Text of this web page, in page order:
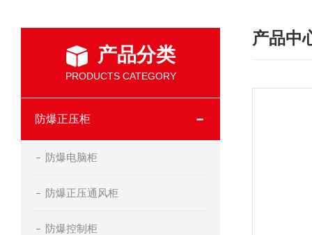
产品分类
PRODUCTS CATEGORY
防爆正压柜
防爆电脑柜
防爆正压通风柜
防爆控制柜
产品中